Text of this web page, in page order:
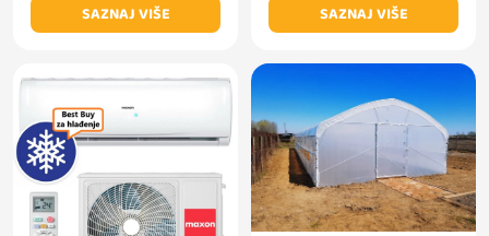
SAZNAJ VIŠE
SAZNAJ VIŠE